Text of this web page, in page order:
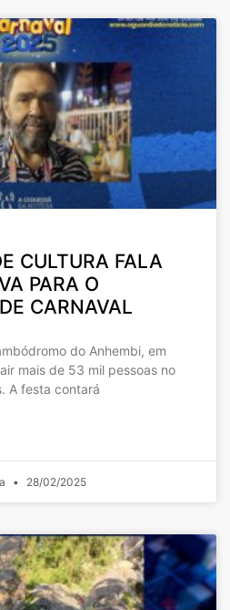
CULTURA FALA
PARA O
CARNAVAL
do Anhembi, em
mais de 53 mil pessoas no
A festa contará
28/02/2025